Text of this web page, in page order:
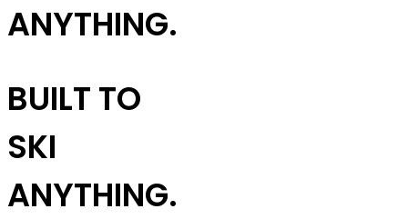
ANYTHING.
BUILT TO
SKI
ANYTHING.